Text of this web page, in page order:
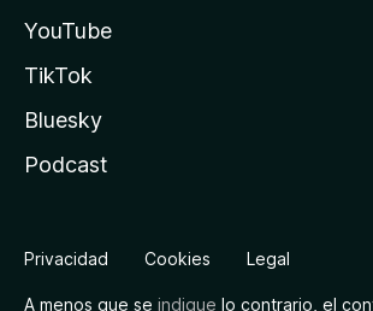
YouTube
TikTok
Bluesky
Podcast
Privacidad Cookies Legal
A menos que se indique lo contrario, el